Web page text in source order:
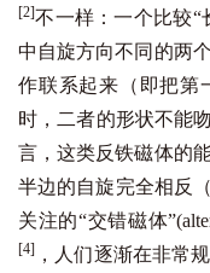
[2]不一样：一个比较“
中自旋方向不同的两
作联系起来（即把第
时，二者的形状不能吻
言，这类反铁磁体的
半边的自旋完全相反
关注的“交错磁体
[4] ，人们逐渐在非常